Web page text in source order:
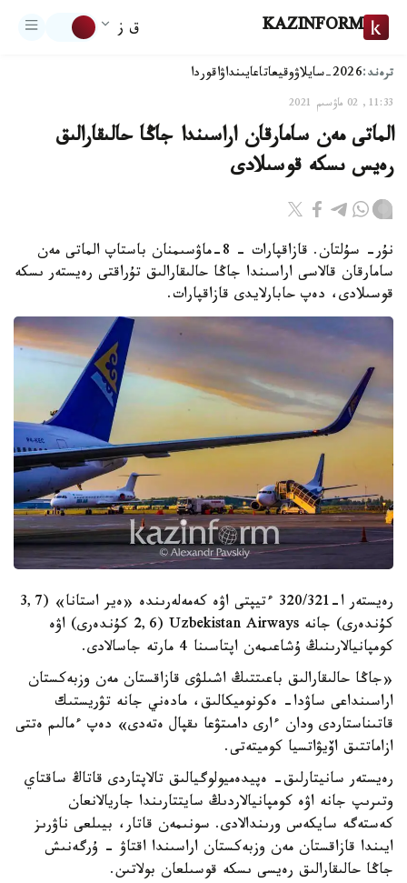
KAZINFORM ق ز
ترەند:2026-سايلاۋ وقيعاتاعايىنداۋاقوردا
11:33, 02 ماۋسىم 2021
الماتى مەن سامارقان اراسىندا جاڭا حالىقارالىق
رەيس ىسكە قوسىلادى
نۇر- سۇلتان. قازاقپارات – 8-ماۋسىمنان باستاپ الماتى مەن
سامارقان قالاسى اراسىندا جاڭا حالىقارالىق تۇراقتى رەيستەر ىسكە
قوسىلادى، دەپ حابارلايدى قازاقپارات.
رەيستەر ا-320/321 ءتيپتى اۋە كەمەلەرىندە «ەير استانا» (3,7
كۇندەرى) جانە Uzbekistan Airways (2,6 كۇندەرى) اۋە
كومپانيالارىنىڭ ۇشاعىمەن اپتاسىنا 4 مارتە جاسالادى.
«جاڭا حالىقارالىق باعىتتىڭ اشىلۋى قازاقستان مەن وزبەكستان
اراسىنداعى ساۋدا- ەكونوميكالىق، مادەني جانە تۋريستىك
قاتىناستاردى ودان ءارى دامىتۋعا ىقپال ەتەدى» دەپ ءمالىم ەتتى
ازاماتتىق اۆيۋاتسيا كوميتەتى.
رەيستەر سانيتارلىق- ەپيدەميولوگيالىق تالاپتاردى قاتاڭ ساقتاي
وتىرىپ جانە اۋە كومپانيالاردىڭ سايتتارىندا جاريالانعان
كەستەگە سايكەس ورىندالادى. سونىمەن قاتار، بيىلعى ناۋرىز
ايىندا قازاقستان مەن وزبەكستان اراسىندا اقتاۋ - ۇرگەنىش
جاڭا حالىقارالىق رەيسى ىسكە قوسىلعان بولاتىن.